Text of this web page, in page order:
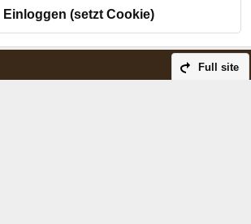
Einloggen (setzt Cookie)
Full site